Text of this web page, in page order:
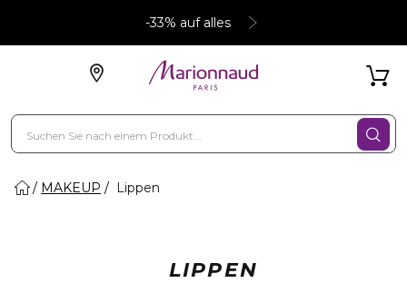
-33% auf alles
MAKEUP Lippen
LIPPEN